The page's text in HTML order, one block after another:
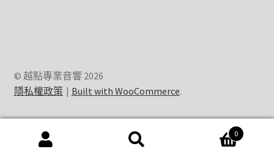
© 越點專業音響 2026
隱私權政策
Built with WooCommerce.
0